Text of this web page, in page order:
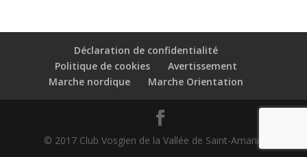
Déclaration de confidentialité
Politique de cookies
Avertissement
Marche nordique
Marche Orientation
© 2017 Club Vosgien de la Vallée de Saint-Amarin